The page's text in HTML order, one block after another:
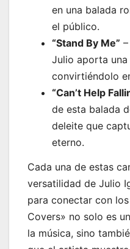
en una balada
el público.
“Stand By Me”
Julio aporta
convirtiéndolo
“Can’t Help
de esta balada
deleite que
eterno.
Cada una de estas
versatilidad de Julio
para conectar con
Covers» no solo es
la música, sino